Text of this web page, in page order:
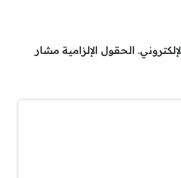
الحقول الإلزامية مشار